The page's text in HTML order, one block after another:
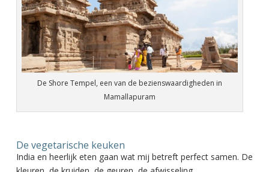
De Shore Tempel, een van de bezienswaardigheden in
Mamallapuram
De vegetarische keuken
India en heerlijk eten gaan wat mij betreft perfect samen. De